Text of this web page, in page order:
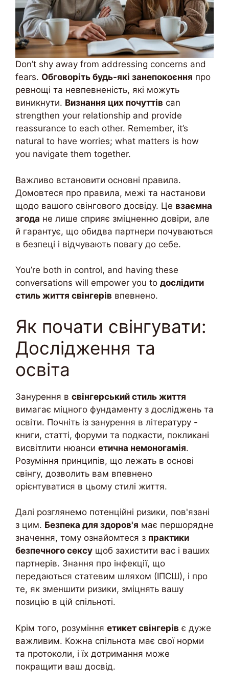
Don’t shy away from addressing concerns and
fears. Обговоріть будь-які занепокоєння про
ревнощі та невпевненість, які можуть
виникнути. Визнання цих почуттів can
strengthen your relationship and provide
reassurance to each other. Remember, it’s
natural to have worries; what matters is how
you navigate them together.
Важливо встановити основні правила.
Домовтеся про правила, межі та настанови
щодо вашого свінгового досвіду. Це взаємна
згода не лише сприяє зміцненню довіри, але
й гарантує, що обидва партнери почуваються
в безпеці і відчувають повагу до себе.
You’re both in control, and having these
conversations will empower you to дослідити
стиль життя свінгерів впевнено.
Як почати свінгувати:
Дослідження та
освіта
Занурення в свінгерський стиль життя
вимагає міцного фундаменту з досліджень та
освіти. Почніть із занурення в літературу -
книги, статті, форуми та подкасти, покликані
висвітлити нюанси етична немоногамія.
Розуміння принципів, що лежать в основі
свінгу, дозволить вам впевнено
орієнтуватися в цьому стилі життя.
Далі розглянемо потенційні ризики, пов'язані
з цим. Безпека для здоров'я має першорядне
значення, тому ознайомтеся з практики
безпечного сексу щоб захистити вас і ваших
партнерів. Знання про інфекції, що
передаються статевим шляхом (ІПСШ), і про
те, як зменшити ризики, зміцнять вашу
позицію в цій спільноті.
Крім того, розуміння етикет свінгерів є дуже
важливим. Кожна спільнота має свої норми
та протоколи, і їх дотримання може
покращити ваш досвід.